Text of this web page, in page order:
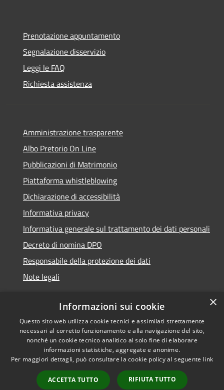
Prenotazione appuntamento
Segnalazione disservizio
Leggi le FAQ
Richiesta assistenza
Amministrazione trasparente
Albo Pretorio On Line
Pubblicazioni di Matrimonio
Piattaforma whistleblowing
Dichiarazione di accessibilità
Informativa privacy
Informativa generale sul trattamento dei dati personali
Decreto di nomina DPO
Responsabile della protezione dei dati
Note legali
RSS
Accessibilità
Cookie
Mappa del sito
© 2021 - 2026 Comune di
Chiavari -Area Riservata
×
Informazioni sui cookie
Questo sito web utilizza cookie tecnici e assimilati strettamente
necessari al corretto funzionamento e alla navigazione del sito,
nonché un cookie tecnico analitico al solo fine di elaborare
informazioni statistiche, aggregate e anonime.
Per maggiori dettagli, può consultare la cookie policy al seguente link
ACCETTA TUTTO RIFIUTA TUTTO